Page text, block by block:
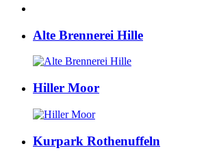
Alte Brennerei Hille
Hiller Moor
Kurpark Rothenuffeln